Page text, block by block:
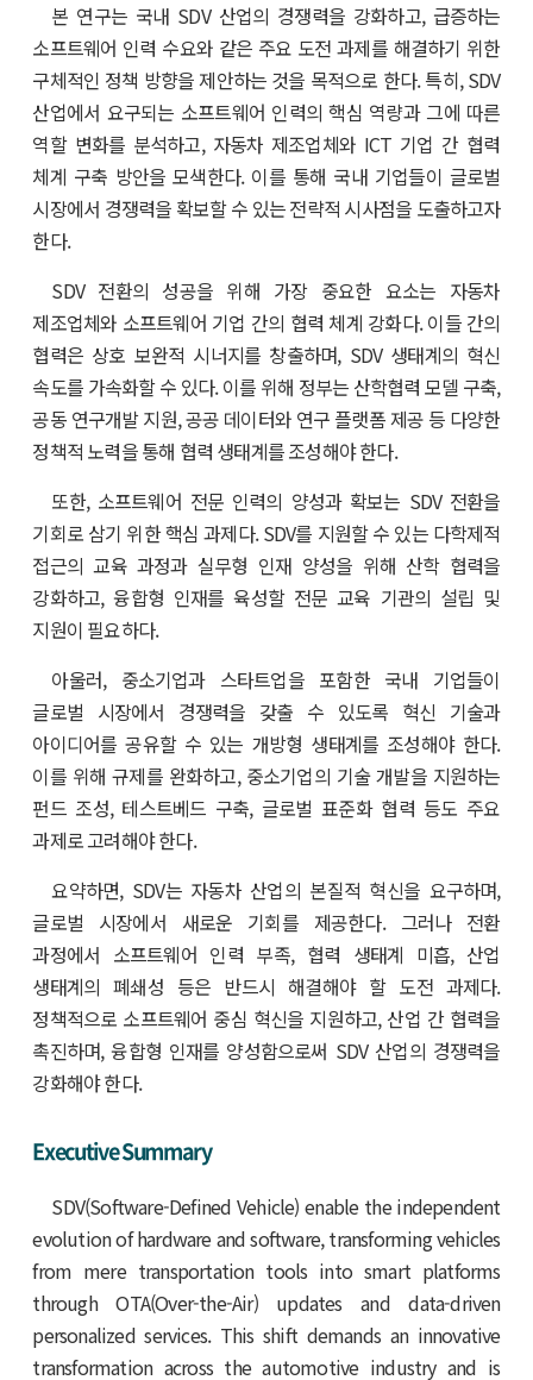
본 연구는 국내 SDV 산업의 경쟁력을 강화하고, 급증하는
소프트웨어 인력 수요와 같은 주요 도전 과제를 해결하기 위한
구체적인 정책 방향을 제안하는 것을 목적으로 한다. 특히, SDV
산업에서 요구되는 소프트웨어 인력의 핵심 역량과 그에 따른
역할 변화를 분석하고, 자동차 제조업체와 ICT 기업 간 협력
체계 구축 방안을 모색한다. 이를 통해 국내 기업들이 글로벌
시장에서 경쟁력을 확보할 수 있는 전략적 시사점을 도출하고자
한다.
SDV 전환의 성공을 위해 가장 중요한 요소는 자동차
제조업체와 소프트웨어 기업 간의 협력 체계 강화다. 이들 간의
협력은 상호 보완적 시너지를 창출하며, SDV 생태계의 혁신
속도를 가속화할 수 있다. 이를 위해 정부는 산학협력 모델 구축,
공동 연구개발 지원, 공공 데이터와 연구 플랫폼 제공 등 다양한
정책적 노력을 통해 협력 생태계를 조성해야 한다.
또한, 소프트웨어 전문 인력의 양성과 확보는 SDV 전환을
기회로 삼기 위한 핵심 과제다. SDV를 지원할 수 있는 다학제적
접근의 교육 과정과 실무형 인재 양성을 위해 산학 협력을
강화하고, 융합형 인재를 육성할 전문 교육 기관의 설립 및
지원이 필요하다.
아울러, 중소기업과 스타트업을 포함한 국내 기업들이
글로벌 시장에서 경쟁력을 갖출 수 있도록 혁신 기술과
아이디어를 공유할 수 있는 개방형 생태계를 조성해야 한다.
이를 위해 규제를 완화하고, 중소기업의 기술 개발을 지원하는
펀드 조성, 테스트베드 구축, 글로벌 표준화 협력 등도 주요
과제로 고려해야 한다.
요약하면, SDV는 자동차 산업의 본질적 혁신을 요구하며,
글로벌 시장에서 새로운 기회를 제공한다. 그러나 전환
과정에서 소프트웨어 인력 부족, 협력 생태계 미흡, 산업
생태계의 폐쇄성 등은 반드시 해결해야 할 도전 과제다.
정책적으로 소프트웨어 중심 혁신을 지원하고, 산업 간 협력을
촉진하며, 융합형 인재를 양성함으로써 SDV 산업의 경쟁력을
강화해야 한다.
Executive Summary
SDV(Software-Defined Vehicle) enable the independent
evolution of hardware and software, transforming vehicles
from mere transportation tools into smart platforms
through OTA(Over-the-Air) updates and data-driven
personalized services. This shift demands an innovative
transformation across the automotive industry and is